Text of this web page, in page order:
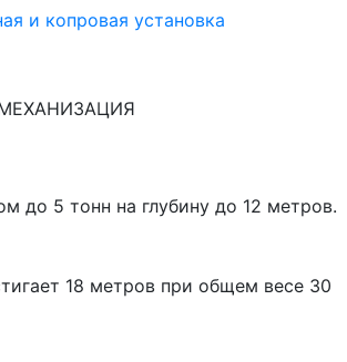
и копровая установка
до 5 тонн на глубину до 12 метров.
18 метров при общем весе 30